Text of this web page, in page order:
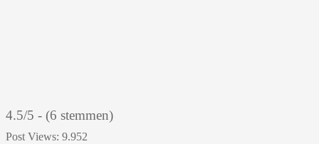
4.5/5 - (6 stemmen)
Post Views: 9.952